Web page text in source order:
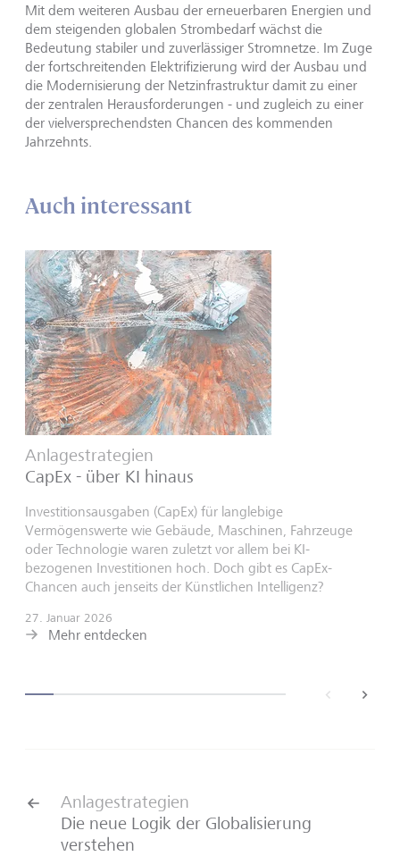
Mit dem weiteren Ausbau der erneuerbaren Energien und
dem steigenden globalen Strombedarf wächst die
Bedeutung stabiler und zuverlässiger Stromnetze. Im Zuge
der fortschreitenden Elektrifizierung wird der Ausbau und
die Modernisierung der Netzinfrastruktur damit zu einer
der zentralen Herausforderungen - und zugleich zu einer
der vielversprechendsten Chancen des kommenden
Jahrzehnts.
Auch interessant
Anlagestrategien
CapEx - über KI hinaus
Investitionsausgaben (CapEx) für langlebige
Vermögenswerte wie Gebäude, Maschinen, Fahrzeuge
oder Technologie waren zuletzt vor allem bei KI-
bezogenen Investitionen hoch. Doch gibt es CapEx-
Chancen auch jenseits der Künstlichen Intelligenz?
27. Januar 2026
Mehr entdecken
next
Anlagestrategien
Die neue Logik der Globalisierung
verstehen